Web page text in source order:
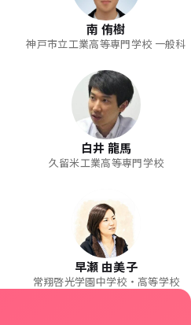
南 侑樹
神戸市立工業高等専門学校 一般科
白井 龍馬
久留米工業高等専門学校
早瀬 由美子
常翔啓光学園中学校・高等学校